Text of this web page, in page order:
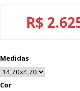
R$
Medidas
Cor